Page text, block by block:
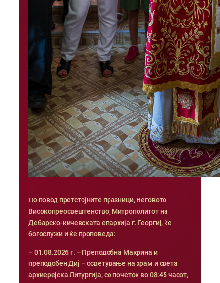
По повод претстојните празници, Неговото
Високопреосвештенство, Митрополитот на
Дебарско-кичевската епархија г. Георгиј, ќе
богослужи и ќе проповеда:
– 01.08.2026 г. – Преподобна Макрина и
преподобен Диј – осветување на храм и света
архиерејска Литургија, со почеток во 08:45 часот,